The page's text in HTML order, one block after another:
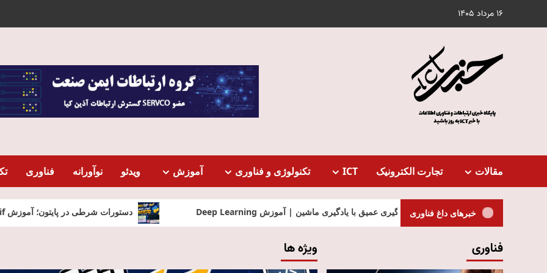
16 مرداد 1405
مقالات تجارت الکترونیک ICT تکنولوژی و فناوری آموزش ویدئو نوآورانه فناوری
خبرهای داغ فناوری دستورات شرطی در پایتون؛ آموزش if، elif و else تفاوت یادگیری عمیق با یادگیری ماشین | آموزش Deep Learning
ویژه ها فناوری